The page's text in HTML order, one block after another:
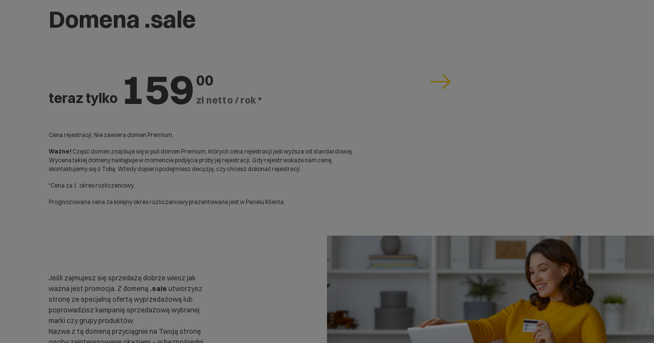
Domena .sale
teraz tylko 159 00
zł netto / rok *
Cena rejestracji. Nie zawiera domen Premium.
Ważne! Część domen znajduje się w puli domen Premium, których cena rejestracji jest wyższa od standardowej.
Wycena takiej domeny następuje w momencie podjęcia próby jej rejestracji. Gdy rejestr wskaże nam cenę,
skontaktujemy się z Tobą. Wtedy dopiero podejmiesz decyzję, czy chcesz dokonać rejestracji.
*Cena za 1. okres rozliczeniowy.
Prognozowana cena za kolejny okres rozliczeniowy prezentowana jest w Panelu Klienta.
Jeśli zajmujesz się sprzedażą dobrze wiesz jak
ważna jest promocja. Z domeną .sale utworzysz
stronę ze specjalną ofertą wyprzedażową lub
poprowadzisz kampanię sprzedażową wybranej
marki czy grupy produktów.
Nazwa z tą domeną przyciągnie na Twoją stronę